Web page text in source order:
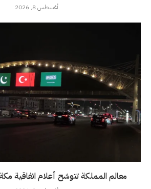
أغسطس 8, 2026
معالم المملكة تتوشح أعلام اتفاقية